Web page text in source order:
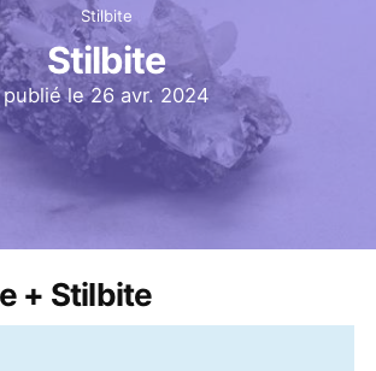
Stilbite
Stilbite
publié le26 avr. 2024
+ Stilbite